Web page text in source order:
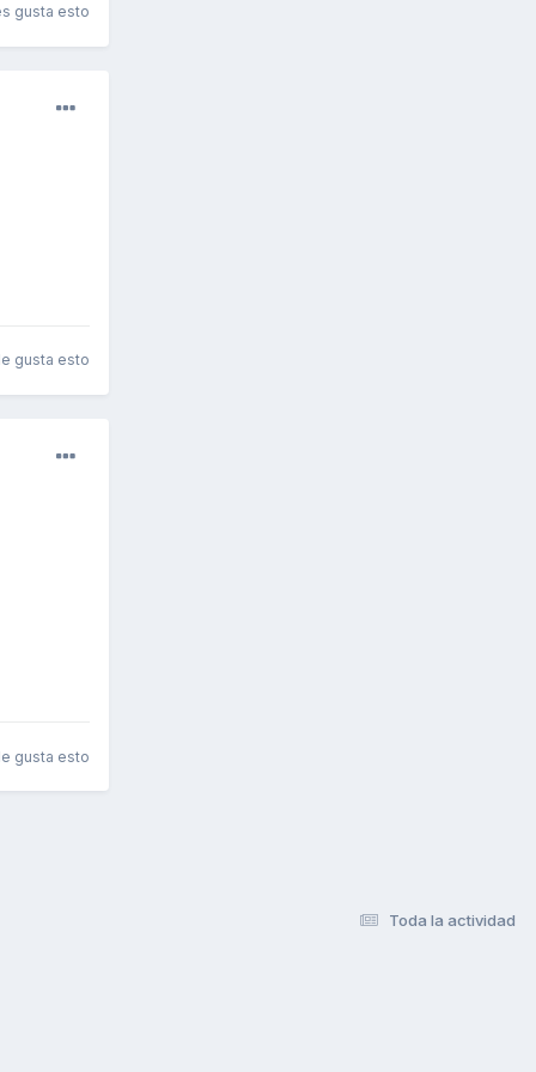
gusta esto
le gusta esto
le gusta esto
Toda la actividad